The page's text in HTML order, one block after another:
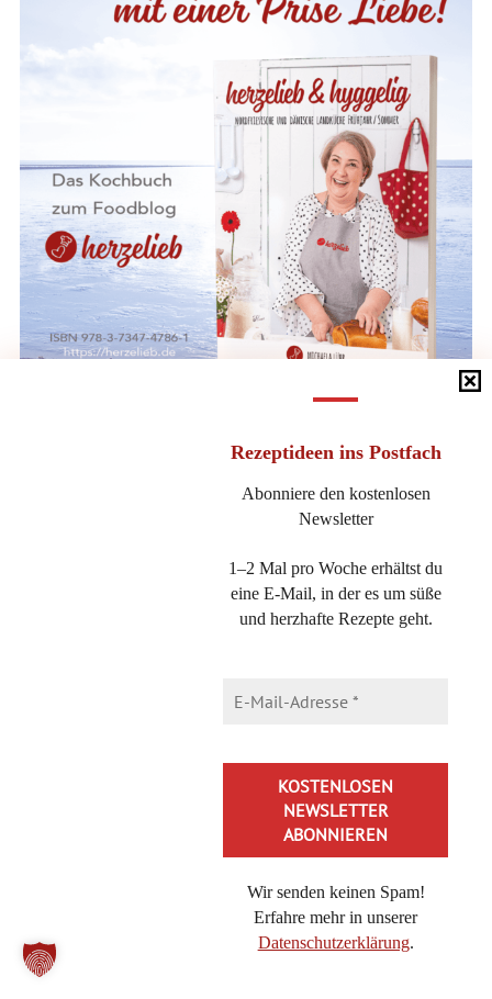
Rezeptideen ins Postfach
Abonniere den kostenlosen
Newsletter
1–2 Mal pro Woche erhältst du
eine E-Mail, in der es um süße
und herzhafte Rezepte geht.
Wir senden keinen Spam!
Erfahre mehr in unserer
Datenschutzerklärung.
Direkt bei BoD kaufen
DIE KATEGORIEN
Brokkoli-Pasta mit Feta – ein 20-Minuten Nudelgericht
Bienenkaramell, schnelles Rezept für eine Honig-Nascherei
Cheeseburger-Pasta, in 20 Minuten lecker essen mit diesem
Buttermilch-Zitronenkuchen, der frische Kühlschrankkuchen
Nuss-Zucchinikuchen: schnell, einfach und unglaublich